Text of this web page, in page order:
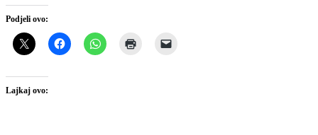
Podjeli ovo:
Lajkaj ovo: